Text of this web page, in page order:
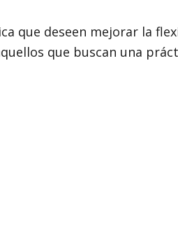
que deseen mejorar la
que buscan una